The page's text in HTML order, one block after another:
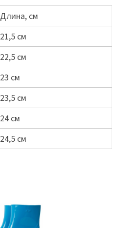
Длина, см
21,5 см
22,5 см
23 см
23,5 см
24 см
24,5 см